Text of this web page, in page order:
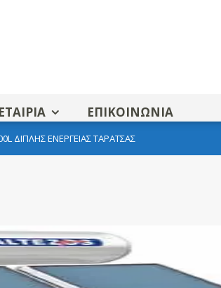
ΕΤΑΙΡΙΑ ΕΠΙΚΟΙΝΩΝΙΑ
ΔΙΠΛΗΣ ΕΝΕΡΓΕΙΑΣ ΤΑΡΑΤΣΑΣ